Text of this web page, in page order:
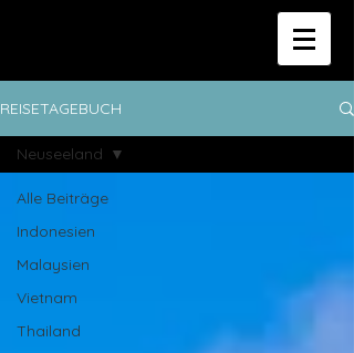
REISETAGEBUCH
Alle Beiträge
Indonesien
Malaysien
Vietnam
Thailand
Neuseeland